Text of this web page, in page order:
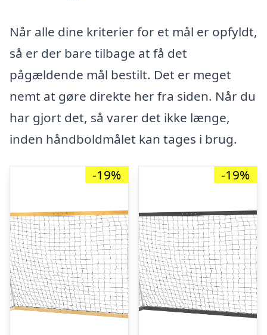
Når alle dine kriterier for et mål er opfyldt,
så er der bare tilbage at få det
pågældende mål bestilt. Det er meget
nemt at gøre direkte her fra siden. Når du
har gjort det, så varer det ikke længe,
inden håndboldmålet kan tages i brug.
-19% -19%